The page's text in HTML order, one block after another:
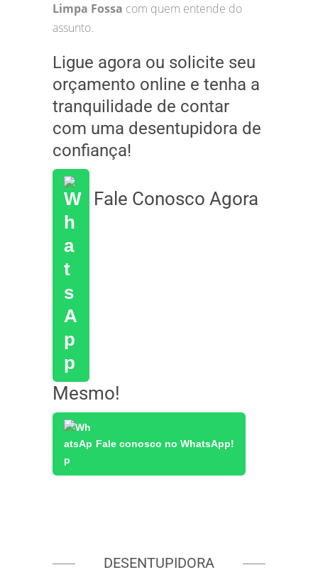
Limpa Fossa com quem entende do
assunto.
Ligue agora ou solicite seu
orçamento online e tenha a
tranquilidade de contar
com uma desentupidora de
confiança!
Fale Conosco Agora
Mesmo!
Fale conosco no WhatsApp!
DESENTUPIDORA